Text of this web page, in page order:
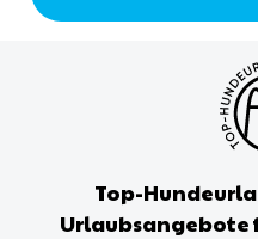
Top-
Urlaubsangebote